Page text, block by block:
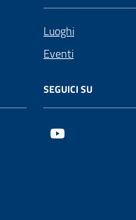
Luoghi
Eventi
SEGUICI SU